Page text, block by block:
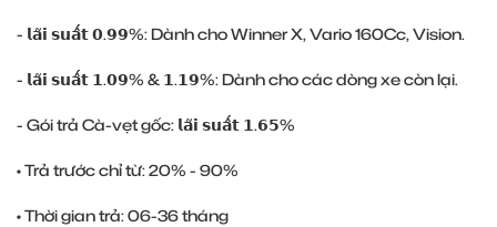
- 𝗹𝗮̃𝗶 𝘀𝘂𝗮̂́𝘁 𝟬.𝟵𝟵%: Dành cho Winner X, Vario 160Cc, Vision.
- 𝗹𝗮̃𝗶 𝘀𝘂𝗮̂́𝘁 𝟭.𝟬𝟵% & 𝟭.𝟭𝟵%: Dành cho các dòng xe còn lại.
- Gói trả Cà-vẹt gốc: 𝗹𝗮̃𝗶 𝘀𝘂𝗮̂́𝘁 𝟭.𝟲𝟱%
• Trả trước chỉ từ: 20% - 90%
• Thời gian trả: 06-36 tháng